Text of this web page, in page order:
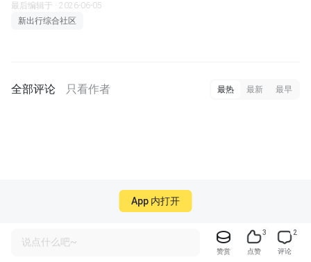
最后编辑于 · 2026-06-05
新出行综合社区
全部评论 只看作者 最热 最新 最早
说点什么吧~
赞赏
3
点赞
2
评论
App 内打开